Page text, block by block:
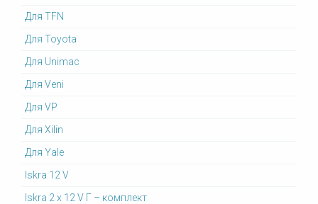
Для TFN
Для Toyota
Для Unimac
Для Veni
Для VP
Для Xilin
Для Yale
Iskra 12 V
Iskra 2 x 12 V Г – комплект